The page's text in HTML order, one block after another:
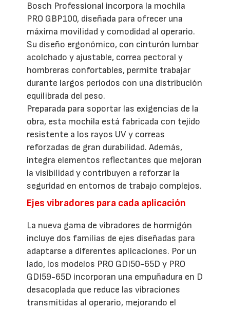
Bosch Professional incorpora la mochila
PRO GBP100, diseñada para ofrecer una
máxima movilidad y comodidad al operario.
Su diseño ergonómico, con cinturón lumbar
acolchado y ajustable, correa pectoral y
hombreras confortables, permite trabajar
durante largos periodos con una distribución
equilibrada del peso.
Preparada para soportar las exigencias de la
obra, esta mochila está fabricada con tejido
resistente a los rayos UV y correas
reforzadas de gran durabilidad. Además,
integra elementos reflectantes que mejoran
la visibilidad y contribuyen a reforzar la
seguridad en entornos de trabajo complejos.
Ejes vibradores para cada aplicación
La nueva gama de vibradores de hormigón
incluye dos familias de ejes diseñadas para
adaptarse a diferentes aplicaciones. Por un
lado, los modelos PRO GDI50-65D y PRO
GDI59-65D incorporan una empuñadura en D
desacoplada que reduce las vibraciones
transmitidas al operario, mejorando el